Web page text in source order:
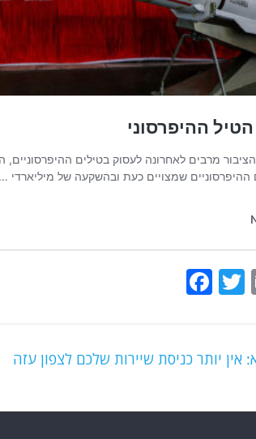
E
l
T
er
e
o
אין יותר כניסת שיירות שלכם לצפון עזה